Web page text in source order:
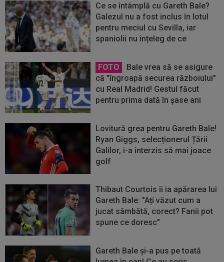
Ce se întâmplă cu Gareth Bale?
Galezul nu a fost inclus în lotul
pentru meciul cu Sevilla, iar
spaniolii nu înțeleg de ce
FOTO
Bale vrea să se asigure
că "îngroapă securea războiului"
cu Real Madrid! Gestul făcut
pentru prima dată în șase ani
Lovitură grea pentru Gareth Bale!
Ryan Giggs, selecționerul Țării
Galilor, i-a interzis să mai joace
golf
Thibaut Courtois îi ia apărarea lui
Gareth Bale: "Ați văzut cum a
jucat sâmbătă, corect? Fanii pot
spune ce doresc"
Gareth Bale și-a pus pe toată